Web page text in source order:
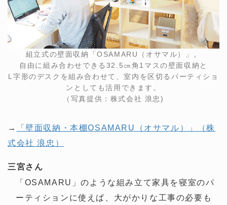
組立式の壁面収納「OSAMARU（オサマル）」。
自由に組み合わせできる32.5㎝角1マスの壁面収納と
L字形のデスクを組み合わせて、室内を区切るパーティショ
ンとしても活用できます。
（写真提供：株式会社 浪忠)
→
「壁面収納・本棚OSAMARU（オサマル）」（株
式会社 浪忠）
三宮さん
「OSAMARU」のような組み立て家具を寝室のパ
ーティションに使えば、大がかりな工事の必要も